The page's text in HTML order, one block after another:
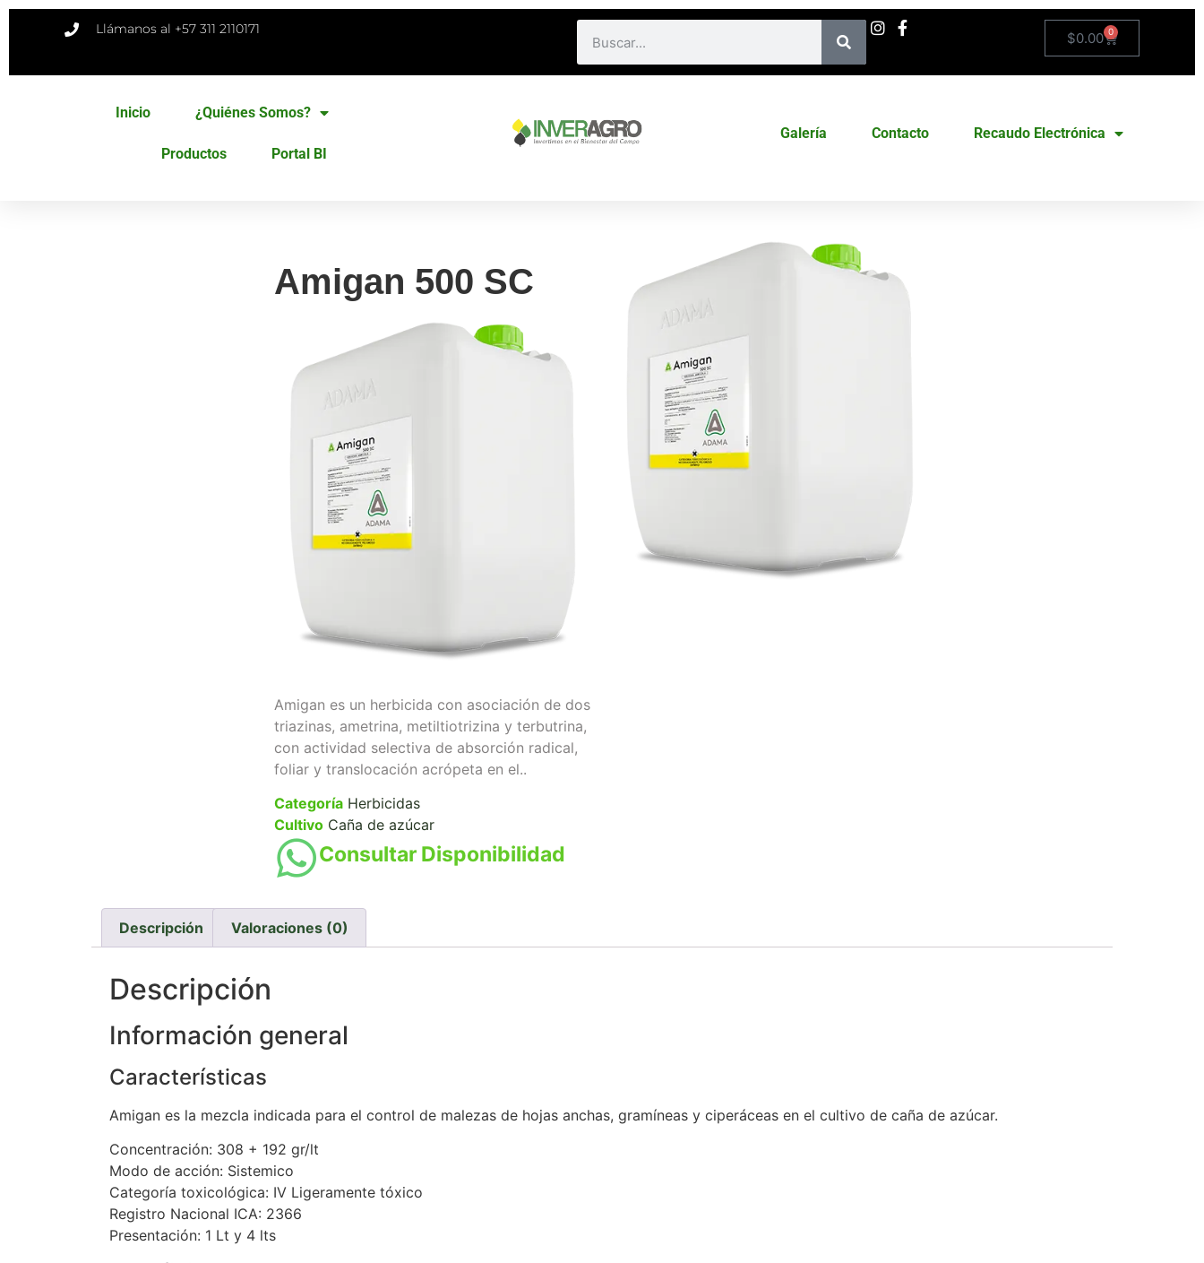
Llámanos al +57 311 2110171
$0.00 0
Inicio ¿Quiénes Somos?
Productos Portal BI
Galería Contacto Recaudo Electrónica
Amigan 500 SC
Amigan es un herbicida con asociación de dos
triazinas, ametrina, metiltiotrizina y terbutrina,
con actividad selectiva de absorción radical,
foliar y translocación acrópeta en el..
Categoría Herbicidas
Cultivo Caña de azúcar
Consultar Disponibilidad
Descripción Valoraciones (0)
Descripción
Información general
Características
Amigan es la mezcla indicada para el control de malezas de hojas anchas, gramíneas y ciperáceas en el cultivo de caña de azúcar.
Concentración: 308 + 192 gr/lt
Modo de acción: Sistemico
Categoría toxicológica: IV Ligeramente tóxico
Registro Nacional ICA: 2366
Presentación: 1 Lt y 4 lts